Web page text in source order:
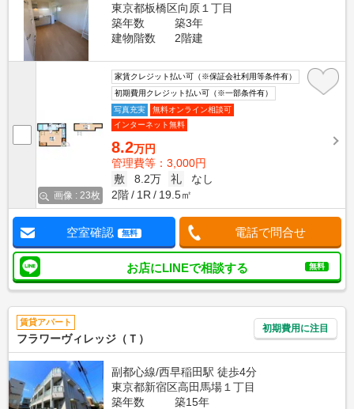
東京都板橋区向原１丁目
築年数
築3年
建物階数
2階建
画像 : 23枚
家賃クレジット払い可（※保証会社利用等条件有）
初期費用クレジット払い可（※一部条件有）
写真充実
無料オンライン相談可
インターネット無料
8.2万円
管理費等：3,000円
敷
8.2万 礼
なし
2階
1R 19.5㎡
空室確認 無料 電話で問合せ
お店にLINEで相談する 無料
賃貸アパート
フラワーヴィレッジ（Ｔ）
初期費用に注目
副都心線/西早稲田駅 徒歩4分
東京都新宿区高田馬場１丁目
築年数
築15年